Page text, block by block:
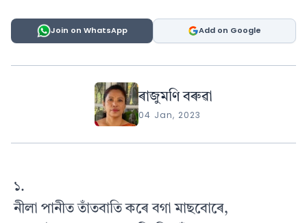
Join on WhatsApp Add on Google
ৰাজুমণি বৰুৱা
04 Jan, 2023
১.
নীলা পানীত তাঁতবাতি কৰে বগা মাছবোৰে,